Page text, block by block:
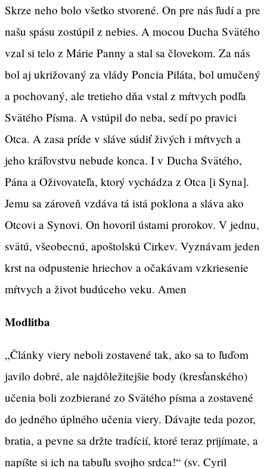
Skrze neho bolo všetko stvorené. On pre nás ľudí a pre
našu spásu zostúpil z nebies. A mocou Ducha Svätého
vzal si telo z Márie Panny a stal sa človekom. Za nás
bol aj ukrižovaný za vlády Poncia Piláta, bol umučený
a pochovaný, ale tretieho dňa vstal z mŕtvych podľa
Svätého Písma. A vstúpil do neba, sedí po pravici
Otca. A zasa príde v sláve súdiť živých i mŕtvych a
jeho kráľovstvu nebude konca. I v Ducha Svätého,
Pána a Oživovateľa, ktorý vychádza z Otca [i Syna].
Jemu sa zároveň vzdáva tá istá poklona a sláva ako
Otcovi a Synovi. On hovoril ústami prorokov. V jednu,
svätú, všeobecnú, apoštolskú Cirkev. Vyznávam jeden
krst na odpustenie hriechov a očakávam vzkriesenie
mŕtvych a život budúceho veku. Amen
Modlitba
„Články viery neboli zostavené tak, ako sa to ľuďom
javilo dobré, ale najdôležitejšie body (kresťanského)
učenia boli zozbierané zo Svätého písma a zostavené
do jedného úplného učenia viery. Dávajte teda pozor,
bratia, a pevne sa držte tradícií, ktoré teraz prijímate, a
napíšte si ich na tabuľu svojho srdca!“ (sv. Cyril